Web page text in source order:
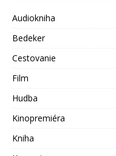
Audiokniha
Bedeker
Cestovanie
Film
Hudba
Kinopremiéra
Kniha